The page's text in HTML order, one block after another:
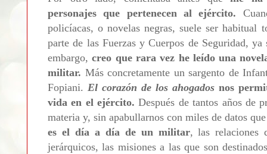
personajes que pertenecen al ejército.
policíacas, o novelas negras, suele ser habitual
parte de las Fuerzas y Cuerpos de Seguridad,
embargo,creo que rara vez he leído una
militar. Más concretamente un sargento de
Fopiani. El corazón de los ahogadosnos
vida en el ejército.Después de tantos años de
materia y, sin apabullarnos con miles de datos
es el día a día de un militar, las relaciones
jerárquicos, las misiones a las que son